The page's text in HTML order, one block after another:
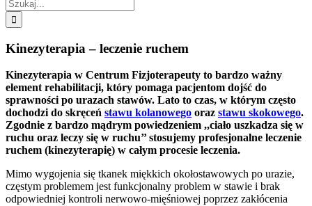
Kinezyterapia – leczenie ruchem
Kinezyterapia w Centrum Fizjoterapeuty to bardzo ważny
element rehabilitacji, który pomaga pacjentom dojść do
sprawności po urazach stawów. Lato to czas, w którym często
dochodzi do skręceń stawu kolanowego oraz stawu skokowego.
Zgodnie z bardzo mądrym powiedzeniem ,,ciało uszkadza się w
ruchu oraz leczy się w ruchu’’ stosujemy profesjonalne leczenie
ruchem (kinezyterapię) w całym procesie leczenia.
Mimo wygojenia się tkanek miękkich okołostawowych po urazie,
częstym problemem jest funkcjonalny problem w stawie i brak
odpowiedniej kontroli nerwowo-mięśniowej poprzez zakłócenia